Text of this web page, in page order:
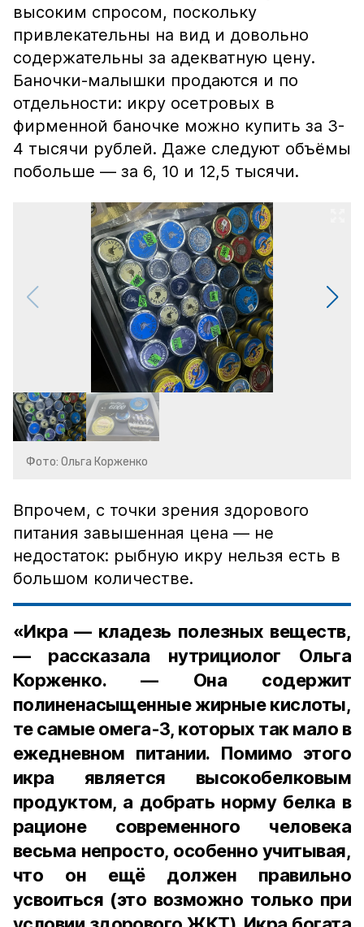
высоким спросом, поскольку
привлекательны на вид и довольно
содержательны за адекватную цену.
Баночки-малышки продаются и по
отдельности: икру осетровых в
фирменной баночке можно купить за 3-
4 тысячи рублей. Даже следуют объёмы
побольше — за 6, 10 и 12,5 тысячи.
Фото: Ольга Корженко
Впрочем, с точки зрения здорового
питания завышенная цена — не
недостаток: рыбную икру нельзя есть в
большом количестве.
«Икра — кладезь полезных веществ,
— рассказала нутрициолог Ольга
Корженко. — Она содержит
полиненасыщенные жирные кислоты,
те самые омега-3, которых так мало в
ежедневном питании. Помимо этого
икра является высокобелковым
продуктом, а добрать норму белка в
рационе современного человека
весьма непросто, особенно учитывая,
что он ещё должен правильно
усвоиться (это возможно только при